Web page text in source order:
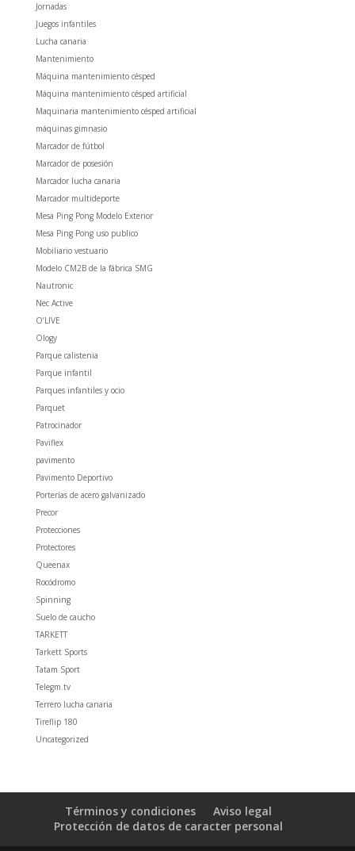
Jornadas
Juegos infantiles
Lucha canaria
Mantenimiento
Máquina mantenimiento césped
Máquina mantenimiento césped artificial
Maquinaria mantenimiento césped artificial
máquinas gimnasio
Marcador de fútbol
Marcador de posesión
Marcador lucha canaria
Marcador multideporte
Mesa Ping Pong Modelo Exterior
Mesa Ping Pong uso publico
Mobiliario vestuario
Modelo CM2B de la fábrica SMG
Nautronic
Nec Active
O’LIVE
Ology
Parque calistenia
Parque infantil
Parques infantiles y ocio
Parquet
Patrocinador
Paviflex
pavimento
Pavimento Deportivo
Porterías de acero galvanizado
Precor
Protecciones
Protectores
Queenax
Rocódromo
Spinning
Suelo de caucho
TARKETT
Tarkett Sports
Tatam Sport
Telegm.tv
Terrero lucha canaria
Tireflip 180
Uncategorized
Términos y condiciones
Aviso legal
Protección de datos de caracter personal